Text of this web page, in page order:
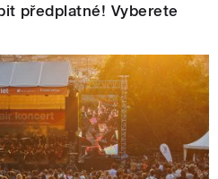
předplatné! Vyberete